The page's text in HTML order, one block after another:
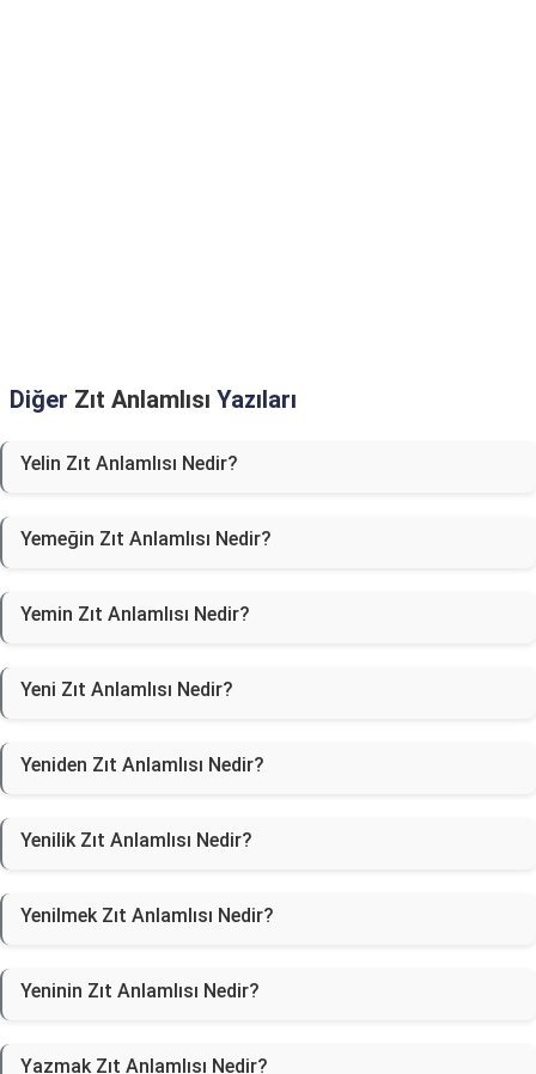
Diğer Zıt Anlamlısı Yazıları
Yelin Zıt Anlamlısı Nedir?
Yemeğin Zıt Anlamlısı Nedir?
Yemin Zıt Anlamlısı Nedir?
Yeni Zıt Anlamlısı Nedir?
Yeniden Zıt Anlamlısı Nedir?
Yenilik Zıt Anlamlısı Nedir?
Yenilmek Zıt Anlamlısı Nedir?
Yeninin Zıt Anlamlısı Nedir?
Yazmak Zıt Anlamlısı Nedir?